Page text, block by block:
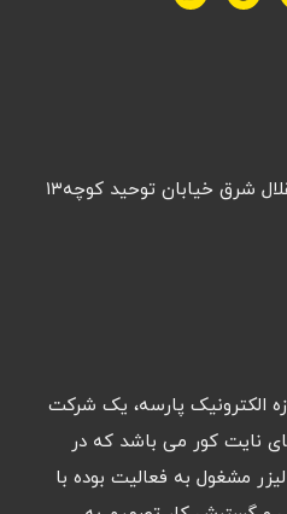
تهران تهرانپارس استقلال شرق خیابان توحید کوچه۱۳
الکترونیک پارسه، یک شرکت
نایت کور می باشد که در
مشغول به فعالیت بوده با